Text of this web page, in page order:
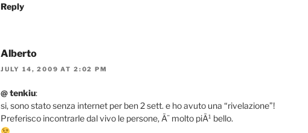
Reply
Alberto
JULY 14, 2009 AT 2:02 PM
@ tenkiu:
si, sono stato senza internet per ben 2 sett. e ho avuto una “rivelazione”!
Preferisco incontrarle dal vivo le persone, Ã¨ molto piÃ¹ bello.